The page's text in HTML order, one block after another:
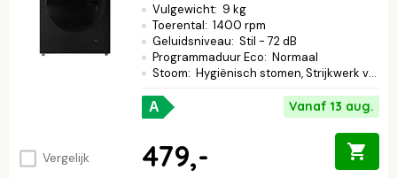
Vergelijk
Vulgewicht: 9 kg
Toerental: 1400 rpm
Geluidsniveau: Stil - 72 dB
Programmaduur Eco: Normaal
Stoom: Hygiënisch stomen, Strijkwerk verminderen
A Vanaf 13 aug.
479,-